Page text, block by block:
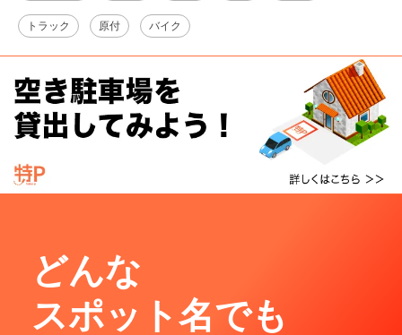
トラック 原付 バイク
どんな
スポット名でも